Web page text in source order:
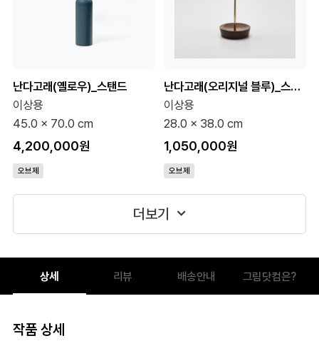
난다고래(옐로우)_스탠드
이상용
45.0 x 70.0 cm
4,200,000원
오브제
난다고래(오리지널 블루)_스탠드
이상용
28.0 x 38.0 cm
1,050,000원
오브제
더보기
상세 리뷰 배송안내 그림닷컴은?
작품 상세